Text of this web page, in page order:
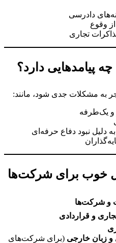
دادرسی
وقوع
تجاری
پیامدهایی دارد؟
به مشکلات جدی شود، مانند:
و یک‌طرفه
نبود دفاع حرفه‌ای
خوب برای شرکت‌ها
و شرکت‌ها
و قراردادی
و زبان خارجی (برای شرکت‌های